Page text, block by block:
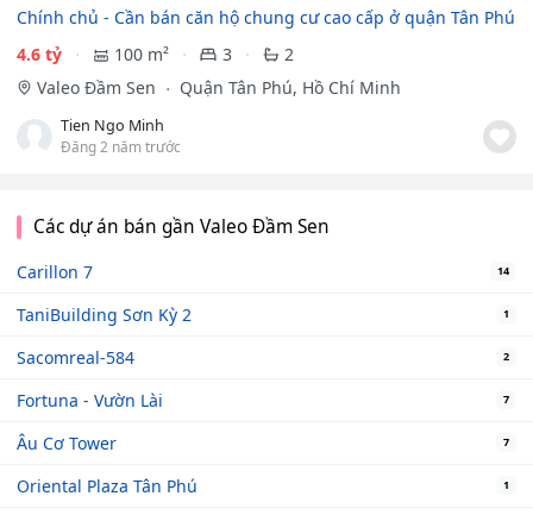
Chính chủ - Cần bán căn hộ chung cư cao cấp ở quận Tân Phú
4.6 tỷ
100 m² 3
2
Valeo Đầm Sen
Quận Tân Phú, Hồ Chí Minh
Tien Ngo Minh
Đăng 2 năm trước
Các dự án bán gần Valeo Đầm Sen
Carillon 7 14
TaniBuilding Sơn Kỳ 2 1
Sacomreal-584 2
Fortuna - Vườn Lài 7
Âu Cơ Tower 7
Oriental Plaza Tân Phú 1